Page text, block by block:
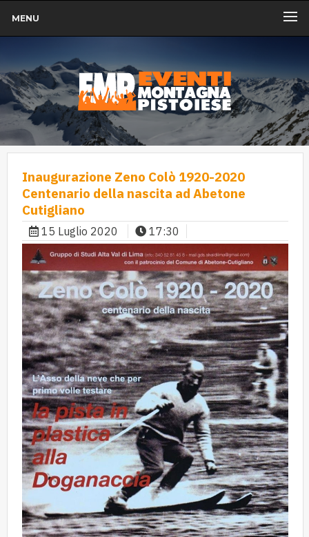
MENU
Inaugurazione Zeno Colò 1920-2020
Centenario della nascita ad Abetone
Cutigliano
15 Luglio 2020 17:30